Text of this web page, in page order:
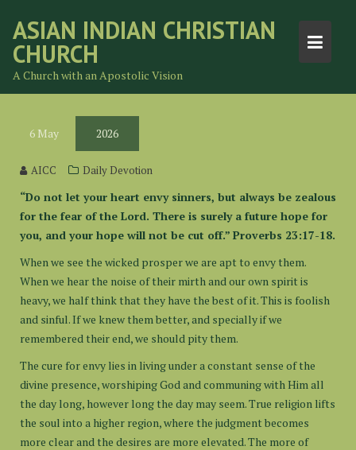
content
ASIAN INDIAN CHRISTIAN
CHURCH
A Church with an Apostolic Vision
6 May 2026
AICC Daily Devotion
“Do not let your heart envy sinners, but always be zealous
for the fear of the Lord. There is surely a future hope for
you, and your hope will not be cut off.” Proverbs 23:17-18.
When we see the wicked prosper we are apt to envy them.
When we hear the noise of their mirth and our own spirit is
heavy, we half think that they have the best of it. This is foolish
and sinful. If we knew them better, and specially if we
remembered their end, we should pity them.
The cure for envy lies in living under a constant sense of the
divine presence, worshiping God and communing with Him all
the day long, however long the day may seem. True religion lifts
the soul into a higher region, where the judgment becomes
more clear and the desires are more elevated. The more of